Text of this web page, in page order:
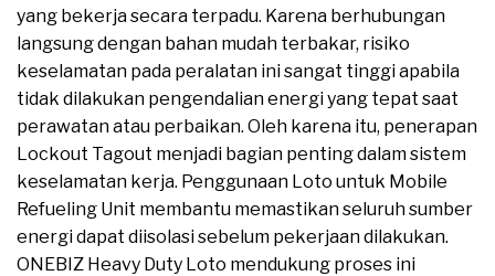
yang bekerja secara terpadu. Karena berhubungan
langsung dengan bahan mudah terbakar, risiko
keselamatan pada peralatan ini sangat tinggi apabila
tidak dilakukan pengendalian energi yang tepat saat
perawatan atau perbaikan. Oleh karena itu, penerapan
Lockout Tagout menjadi bagian penting dalam sistem
keselamatan kerja. Penggunaan Loto untuk Mobile
Refueling Unit membantu memastikan seluruh sumber
energi dapat diisolasi sebelum pekerjaan dilakukan.
ONEBIZ Heavy Duty Loto mendukung proses ini